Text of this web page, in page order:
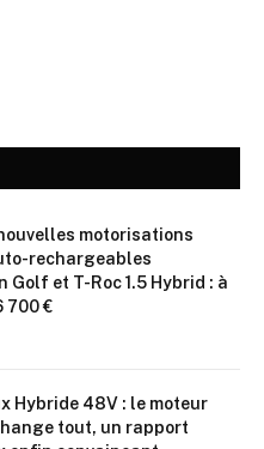
motorisations
rechargeables
Golf et T-Roc 1.5 Hybrid : à
700 €
Hybride 48V : le moteur
tout, un rapport